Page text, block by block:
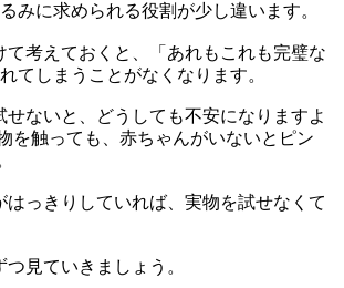
みに求められる役割が少し違います。
て考えておくと、「あれもこれも完璧な
てしまうことがなくなります。
せないと、どうしても不安になりますよ
を触っても、赤ちゃんがいないとピン
はっきりしていれば、実物を試せなくて
見ていきましょう。